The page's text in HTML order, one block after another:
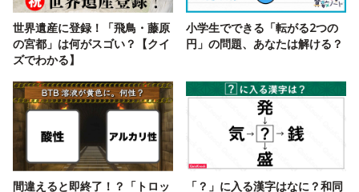
世界遺産に登録！「飛鳥・藤原
の宮都」は何がスゴい？【クイ
ズでわかる】
小学生でできる「転がる2つの
円」の問題、あなたは解ける？
間違えると即終了！？「トロッ
「？」に入る漢字はなに？和同